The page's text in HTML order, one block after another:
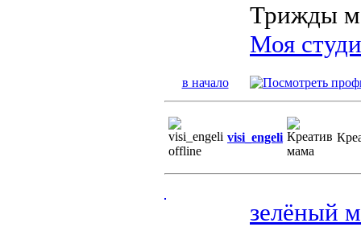
Трижды
Моя
в начало
visi_engeli
зелёный